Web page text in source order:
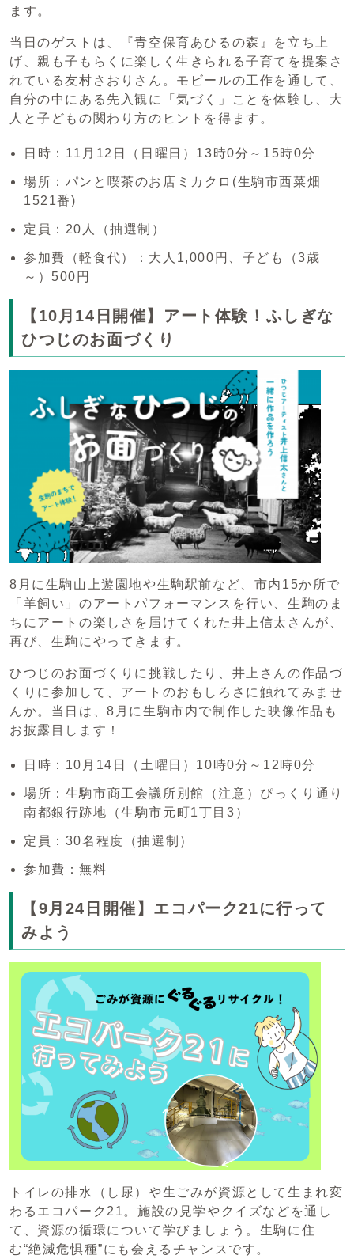
ます。
当日のゲストは、『青空保育あひるの森』を立ち上
げ、親も子もらくに楽しく生きられる子育てを提案さ
れている友村さおりさん。モビールの工作を通して、
自分の中にある先入観に「気づく」ことを体験し、大
人と子どもの関わり方のヒントを得ます。
日時：11月12日（日曜日）13時0分～15時0分
場所：パンと喫茶のお店ミカクロ(生駒市西菜畑
1521番)
定員：20人（抽選制）
参加費（軽食代）：大人1,000円、子ども（3歳
～）500円
【10月14日開催】アート体験！ふしぎな
ひつじのお面づくり
8月に生駒山上遊園地や生駒駅前など、市内15か所で
「羊飼い」のアートパフォーマンスを行い、生駒のま
ちにアートの楽しさを届けてくれた井上信太さんが、
再び、生駒にやってきます。
ひつじのお面づくりに挑戦したり、井上さんの作品づ
くりに参加して、アートのおもしろさに触れてみませ
んか。当日は、8月に生駒市内で制作した映像作品も
お披露目します！
日時：10月14日（土曜日）10時0分～12時0分
場所：生駒市商工会議所別館（注意）ぴっくり通り
南都銀行跡地（生駒市元町1丁目3）
定員：30名程度（抽選制）
参加費：無料
【9月24日開催】エコパーク21に行って
みよう
トイレの排水（し尿）や生ごみが資源として生まれ変
わるエコパーク21。施設の見学やクイズなどを通し
て、資源の循環について学びましょう。生駒に住
む“絶滅危惧種”にも会えるチャンスです。